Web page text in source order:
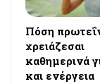
Πόση
χρειάζεσαι
καθημερινά
και ενέργεια